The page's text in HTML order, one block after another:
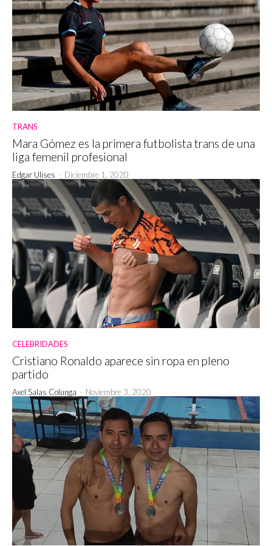
TRANS
Mara Gómez es la primera futbolista trans de una
liga femenil profesional
Edgar Ulises - Diciembre 1, 2020
CELEBRIDADES
Cristiano Ronaldo aparece sin ropa en pleno
partido
Axel Salas Colunga - Noviembre 3, 2020